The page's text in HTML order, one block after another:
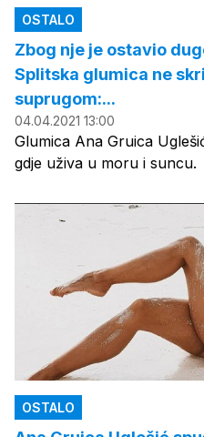
OSTALO
Zbog nje je ostavio
Splitska glumica ne
suprugom:...
04.04.2021 13:00
Glumica Ana Gruica
gdje uživa u moru i suncu.
OSTALO